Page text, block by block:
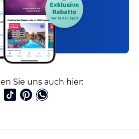
Sie uns auch hier: